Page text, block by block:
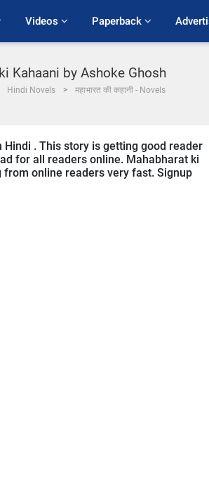
Videos Paperback
Kahaani by Ashoke Ghosh
Hindi Novels महाभारत की कहानी - Novels
. This story is getting good reader
for all readers online. Mahabharat ki
online readers very fast. Signup